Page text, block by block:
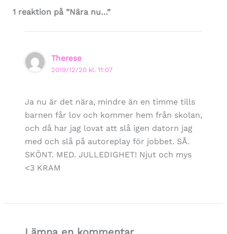
1 reaktion på ”Nära nu…”
Therese
2019/12/20 kl. 11:07
Ja nu är det nära, mindre än en timme tills
barnen får lov och kommer hem från skolan,
och då har jag lovat att slå igen datorn jag
med och slå på autoreplay för jobbet. SÅ.
SKÖNT. MED. JULLEDIGHET! Njut och mys
<3 KRAM